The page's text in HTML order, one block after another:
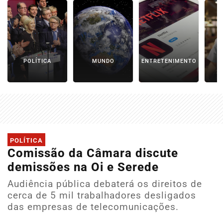
POLÍTICA MUNDO ENTRETENIMENTO
POLÍTICA
Comissão da Câmara discute
demissões na Oi e Serede
Audiência pública debaterá os direitos de
cerca de 5 mil trabalhadores desligados
das empresas de telecomunicações.